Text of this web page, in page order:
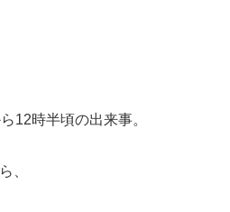
12時半頃の出来事。
、